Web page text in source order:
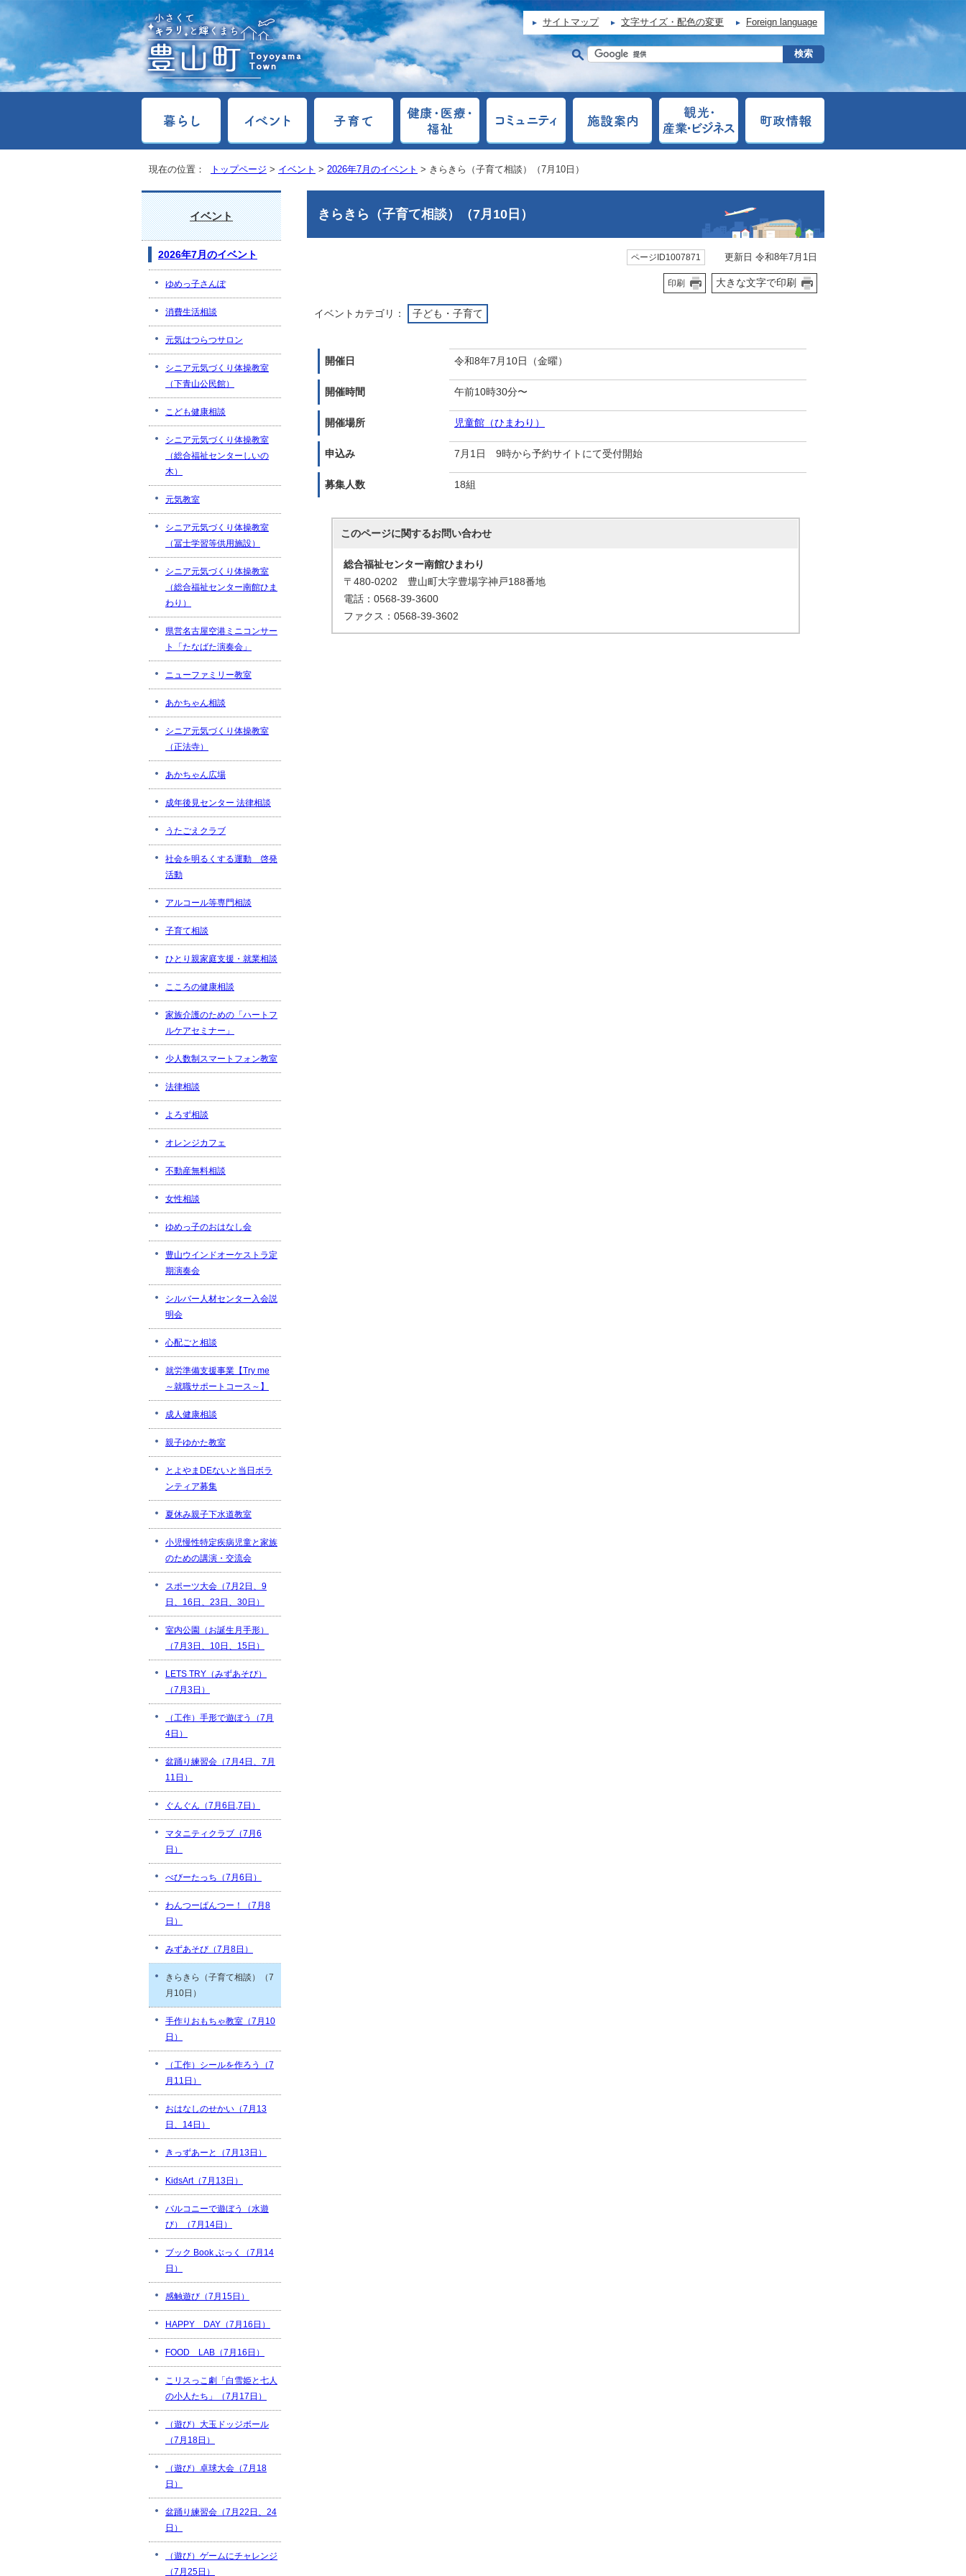
サイトマップ 文字サイズ・配色の変更 Foreign language
現在の位置： トップページ > イベント > 2026年7月のイベント > きらきら（子育て相談）（7月10日）
きらきら（子育て相談）（7月10日）
ページID1007871 更新日 令和8年7月1日
印刷 大きな文字で印刷
イベントカテゴリ： 子ども・子育て
開催日 令和8年7月10日（金曜）
開催時間 午前10時30分〜
開催場所 児童館（ひまわり）
申込み 7月1日 9時から予約サイトにて受付開始
募集人数 18組
このページに関するお問い合わせ
総合福祉センター南館ひまわり
〒480-0202 豊山町大字豊場字神戸188番地
電話：0568-39-3600
ファクス：0568-39-3602
イベント
2026年7月のイベント
ゆめっ子さんぽ
消費生活相談
元気はつらつサロン
シニア元気づくり体操教室
（下青山公民館）
こども健康相談
シニア元気づくり体操教室
（総合福祉センターしいの
木）
元気教室
シニア元気づくり体操教室
（冨士学習等供用施設）
シニア元気づくり体操教室
（総合福祉センター南館ひま
わり）
県営名古屋空港ミニコンサー
ト「たなばた演奏会」
ニューファミリー教室
あかちゃん相談
シニア元気づくり体操教室
（正法寺）
あかちゃん広場
成年後見センター 法律相談
うたごえクラブ
社会を明るくする運動 啓発
活動
アルコール等専門相談
子育て相談
ひとり親家庭支援・就業相談
こころの健康相談
家族介護のための「ハートフ
ルケアセミナー」
少人数制スマートフォン教室
法律相談
よろず相談
オレンジカフェ
不動産無料相談
女性相談
ゆめっ子のおはなし会
豊山ウインドオーケストラ定
期演奏会
シルバー人材センター入会説
明会
心配ごと相談
就労準備支援事業【Try me
～就職サポートコース～】
成人健康相談
親子ゆかた教室
とよやまDEないと当日ボラ
ンティア募集
夏休み親子下水道教室
小児慢性特定疾病児童と家族
のための講演・交流会
スポーツ大会（7月2日、9
日、16日、23日、30日）
室内公園（お誕生月手形）
（7月3日、10日、15日）
LETS TRY（みずあそび）
（7月3日）
（工作）手形で遊ぼう（7月
4日）
盆踊り練習会（7月4日、7月
11日）
ぐんぐん（7月6日,7日）
マタニティクラブ（7月6
日）
べびーたっち（7月6日）
わんつーぱんつー！（7月8
日）
みずあそび（7月8日）
きらきら（子育て相談）（7
月10日）
手作りおもちゃ教室（7月10
日）
（工作）シールを作ろう（7
月11日）
おはなしのせかい（7月13
日、14日）
きっずあーと（7月13日）
KidsArt（7月13日）
バルコニーで遊ぼう（水遊
び）（7月14日）
ブック Book ぶっく（7月14
日）
感触遊び（7月15日）
HAPPY DAY（7月16日）
FOOD LAB（7月16日）
こリスっこ劇「白雪姫と七人
の小人たち」（7月17日）
（遊び）大玉ドッジボール
（7月18日）
（遊び）卓球大会（7月18
日）
盆踊り練習会（7月22日、24
日）
（遊び）ゲームにチャレンジ
（7月25日）